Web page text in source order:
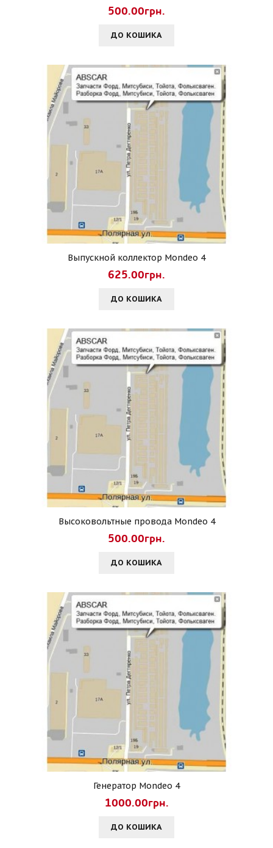
500.00грн.
ДО КОШИКА
Выпускной коллектор Mondeo 4
625.00грн.
ДО КОШИКА
Высоковольтные провода Mondeo 4
500.00грн.
ДО КОШИКА
Генератор Mondeo 4
1000.00грн.
ДО КОШИКА